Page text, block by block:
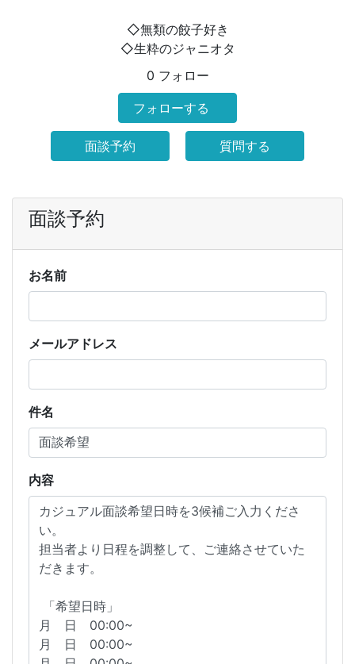
◇無類の餃子好き
◇生粋のジャニオタ
0 フォロー
フォローする
面談予約 質問する
面談予約
お名前
メールアドレス
件名
内容